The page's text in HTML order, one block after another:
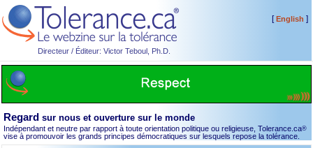
Directeur / Éditeur: Victor Teboul, Ph.D.
[English ]
Regard sur nous et ouverture sur le monde
Indépendant et neutre par rapport à toute orientation politique ou religieuse, Tolerance.ca®
vise à promouvoir les grands principes démocratiques sur lesquels repose la tolérance.